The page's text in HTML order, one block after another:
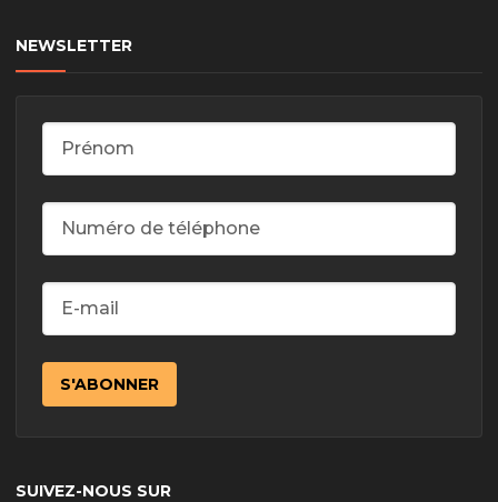
NEWSLETTER
SUIVEZ-NOUS SUR